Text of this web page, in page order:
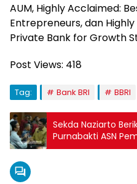
AUM, Highly Acclaimed:
Entrepreneurs, dan
Private Bank for Growth
Post Views: 418
Tag: Bank BRI BBRI
Sekda Naziarto
Purnabakti ASN